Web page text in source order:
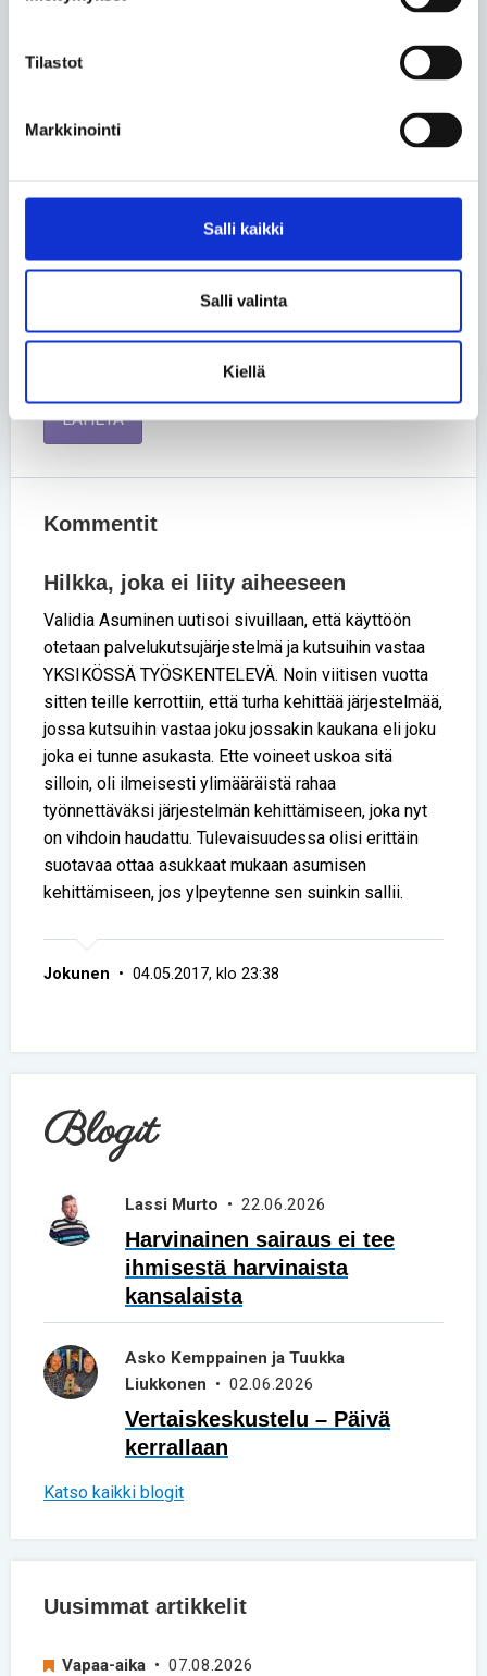
Tilastot
Markkinointi
Salli kaikki
Salli valinta
Kiellä
Kommentti *
LÄHETÄ
Kommentit
Hilkka, joka ei liity aiheeseen
Validia Asuminen uutisoi sivuillaan, että käyttöön
otetaan palvelukutsujärjestelmä ja kutsuihin vastaa
YKSIKÖSSÄ TYÖSKENTELEVÄ. Noin viitisen vuotta
sitten teille kerrottiin, että turha kehittää järjestelmää,
jossa kutsuihin vastaa joku jossakin kaukana eli joku
joka ei tunne asukasta. Ette voineet uskoa sitä
silloin, oli ilmeisesti ylimääräistä rahaa
työnnettäväksi järjestelmän kehittämiseen, joka nyt
on vihdoin haudattu. Tulevaisuudessa olisi erittäin
suotavaa ottaa asukkaat mukaan asumisen
kehittämiseen, jos ylpeytenne sen suinkin sallii.
Jokunen • 04.05.2017, klo 23:38
Blogit
Lassi Murto • 22.06.2026
Harvinainen sairaus ei tee
ihmisestä harvinaista
kansalaista
Asko Kemppainen ja Tuukka
Liukkonen • 02.06.2026
Vertaiskeskustelu – Päivä
kerrallaan
Katso kaikki blogit
Uusimmat artikkelit
Vapaa-aika • 07.08.2026